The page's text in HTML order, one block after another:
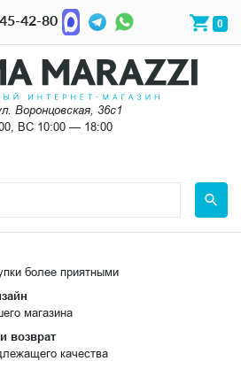
42-80 0
Воронцовская, 36с1
ВС 10:00 — 18:00
более приятными
магазина
возврат
качества